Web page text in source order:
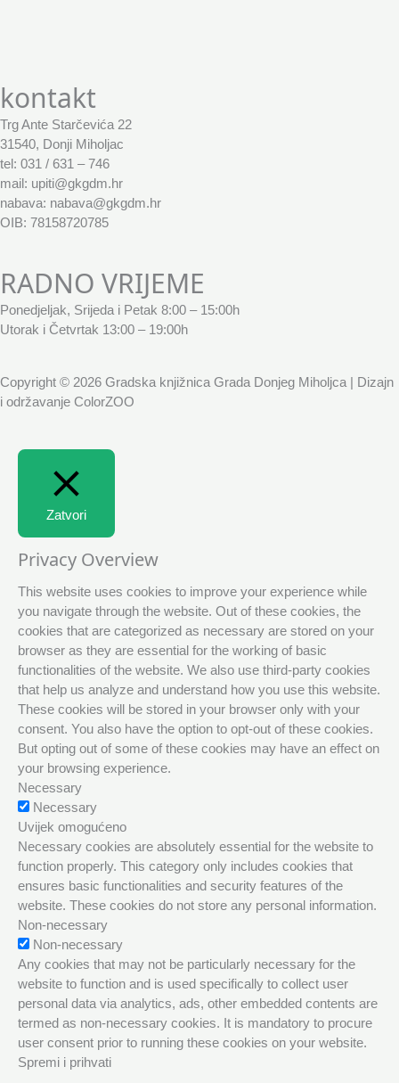
kontakt
Trg Ante Starčevića 22
31540, Donji Miholjac
tel: 031 / 631 – 746
mail: upiti@gkgdm.hr
nabava: nabava@gkgdm.hr
OIB: 78158720785
RADNO VRIJEME
Ponedjeljak, Srijeda i Petak 8:00 – 15:00h
Utorak i Četvrtak 13:00 – 19:00h
Copyright © 2026 Gradska knjižnica Grada Donjeg Miholjca | Dizajn
i održavanje ColorZOO
Zatvori
Privacy Overview
This website uses cookies to improve your experience while
you navigate through the website. Out of these cookies, the
cookies that are categorized as necessary are stored on your
browser as they are essential for the working of basic
functionalities of the website. We also use third-party cookies
that help us analyze and understand how you use this website.
These cookies will be stored in your browser only with your
consent. You also have the option to opt-out of these cookies.
But opting out of some of these cookies may have an effect on
your browsing experience.
Necessary
Necessary
Uvijek omogućeno
Necessary cookies are absolutely essential for the website to
function properly. This category only includes cookies that
ensures basic functionalities and security features of the
website. These cookies do not store any personal information.
Non-necessary
Non-necessary
Any cookies that may not be particularly necessary for the
website to function and is used specifically to collect user
personal data via analytics, ads, other embedded contents are
termed as non-necessary cookies. It is mandatory to procure
user consent prior to running these cookies on your website.
Spremi i prihvati